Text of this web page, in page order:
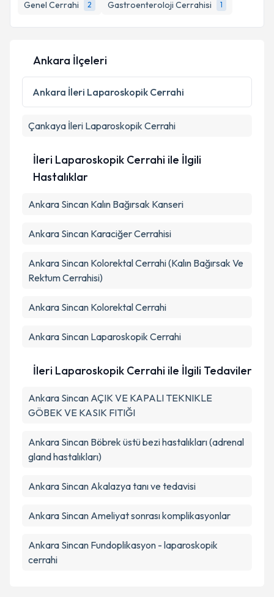
Genel Cerrahi 2 Gastroenteroloji Cerrahisi 1
E-posta Adresiniz
Kişisel verilerimin işlenmesine ilişkinAydınlatma
Metni
'ni okudum ve kişisel verilerimin belirtilen
kapsamda işlenmesini kabul ediyorum.
Ankara İlçeleri
Ankara İleri Laparoskopik Cerrahi
Çankaya İleri Laparoskopik Cerrahi
İleri Laparoskopik Cerrahi ile İlgili
Hastalıklar
Ankara Sincan Kalın Bağırsak Kanseri
Ankara Sincan Karaciğer Cerrahisi
Ankara Sincan Kolorektal Cerrahi (Kalın Bağırsak Ve
Rektum Cerrahisi)
Ankara Sincan Kolorektal Cerrahi
Ankara Sincan Laparoskopik Cerrahi
İleri Laparoskopik Cerrahi ile İlgili Tedaviler
Ankara Sincan AÇIK VE KAPALI TEKNIKLE
GÖBEK VE KASIK FITIĞI
Ankara Sincan Böbrek üstü bezi hastalıkları (adrenal
gland hastalıkları)
Ankara Sincan Akalazya tanı ve tedavisi
Ankara Sincan Ameliyat sonrası komplikasyonlar
Ankara Sincan Fundoplikasyon - laparoskopik
cerrahi